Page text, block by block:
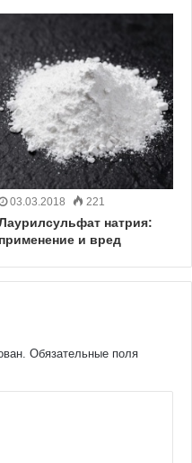
03.03.2018 221
натрия:
применение и вред
Обязательные поля